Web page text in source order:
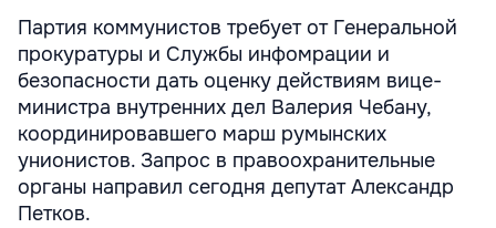
Партия коммунистов требует от Генеральной
прокуратуры и Службы инфомрации и
безопасности дать оценку действиям вице-
министра внутренних дел Валерия Чебану,
координировавшего марш румынских
унионистов. Запрос в правоохранительные
органы направил сегодня депутат Александр
Петков.